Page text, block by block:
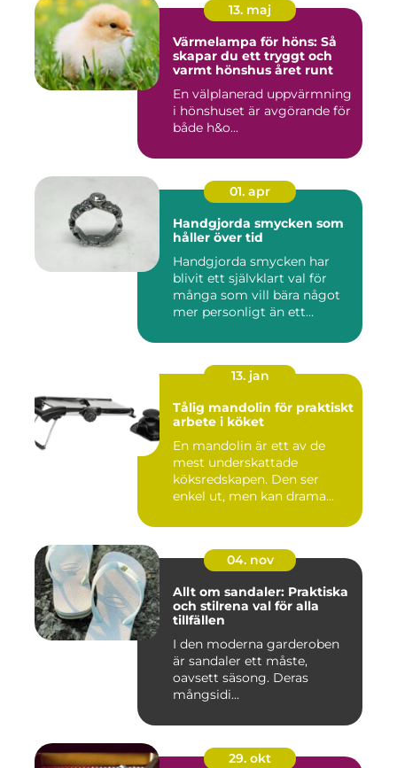
13. maj
Värmelampa för höns: Så
skapar du ett tryggt och
varmt hönshus året runt
En välplanerad uppvärmning
i hönshuset är avgörande för
både h&o...
01. apr
Handgjorda smycken som
håller över tid
Handgjorda smycken har
blivit ett självklart val för
många som vill bära något
mer personligt än ett...
13. jan
Tålig mandolin för praktiskt
arbete i köket
En mandolin är ett av de
mest underskattade
köksredskapen. Den ser
enkel ut, men kan drama...
04. nov
Allt om sandaler: Praktiska
och stilrena val för alla
tillfällen
I den moderna garderoben
är sandaler ett måste,
oavsett säsong. Deras
mångsidi...
29. okt